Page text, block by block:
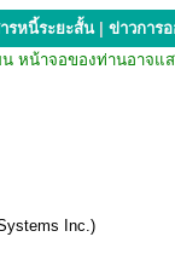
รหนี้ระยะสั้น ข่าวการ
น หน้าจอของท่านอา
Inc.)